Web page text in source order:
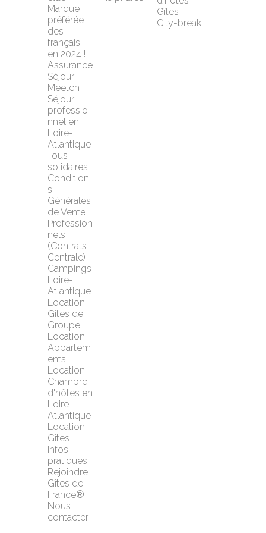
Marque
préférée
des
français
en 2024 !
Assurance
Séjour
Meetch
Séjour
professio
nnel en
Loire-
Atlantique
Tous
solidaires
Condition
s
Générales
de Vente
Profession
nels
(Contrats
Centrale)
Campings
Loire-
Atlantique
Location
Gîtes de
Groupe
Location
Appartem
ents
Location
Chambre
d'hôtes en
Loire
Atlantique
Location
Gîtes
Infos
pratiques
Rejoindre
Gîtes de
France®
Nous
contacter
Gîtes
City-break